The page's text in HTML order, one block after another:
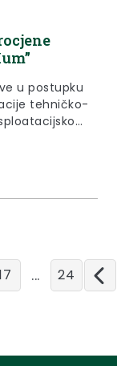
u postupku
tehničko-
... 24